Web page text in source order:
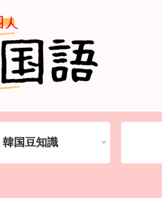
韓国豆知識